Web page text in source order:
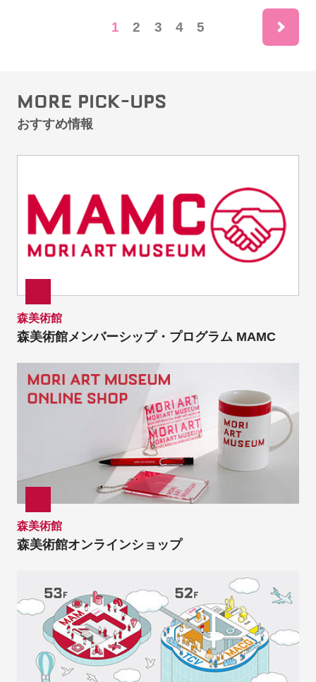
1 2 3 4 5
MORE PICK-UPS
おすすめ情報
森美術館
森美術館メンバーシップ・プログラム MAMC
森美術館
森美術館オンラインショップ